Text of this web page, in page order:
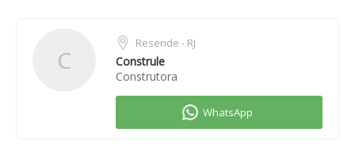
C
Resende - RJ
Construle
Construtora